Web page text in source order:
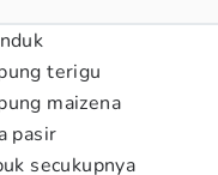
terigu
maizena
pasir
secukupnya